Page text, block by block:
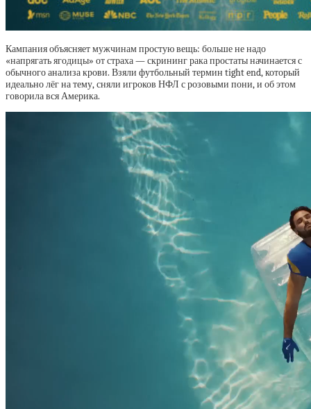
Кампания объясняет мужчинам простую вещь: больше не надо
«напрягать ягодицы» от страха — скрининг рака простаты начинается с
обычного анализа крови. Взяли футбольный термин tight end, который
идеально лёг на тему, сняли игроков НФЛ с розовыми пони, и об этом
говорила вся Америка.